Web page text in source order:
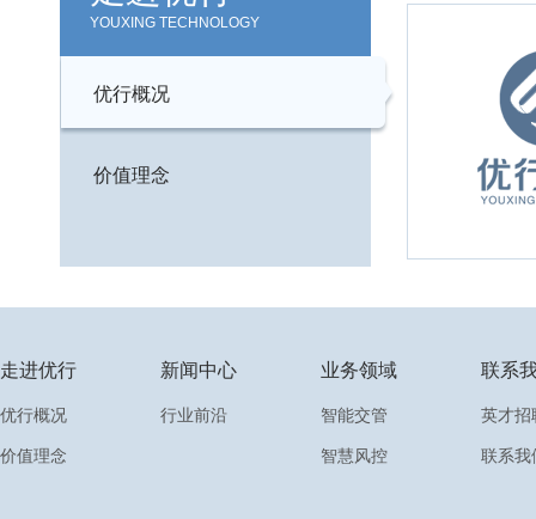
YOUXING TECHNOLOGY
优行概况
价值理念
走进优行
优行概况
价值理念
新闻中心
行业前沿
业务领域
智能交管
智慧风控
联系
英才招
联系我